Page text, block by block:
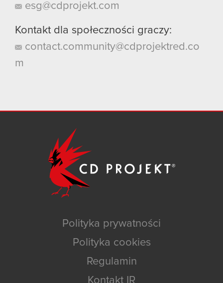
esg@cdprojekt.com
Kontakt dla społeczności graczy:
contact.community@cdprojektred.co
m
Polityka prywatności
Polityka cookies
Regulamin
Kontakt IR